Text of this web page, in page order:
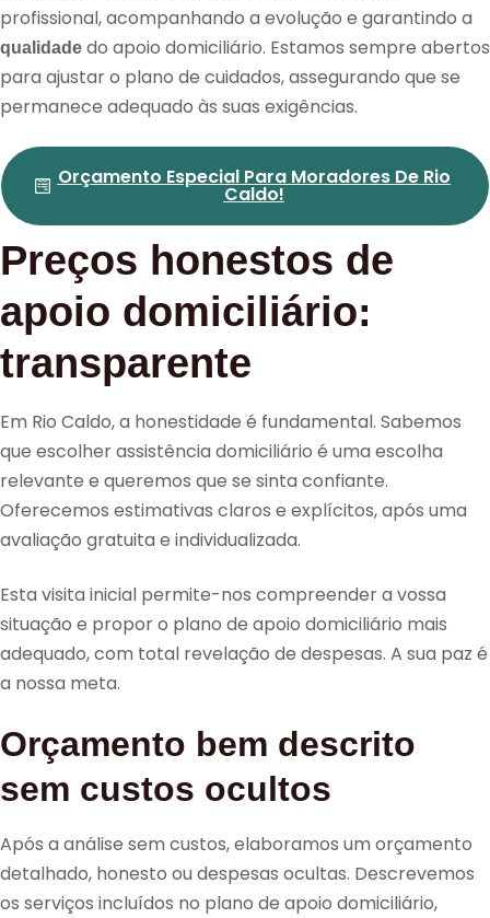
profissional, acompanhando a evolução e garantindo a
qualidade do apoio domiciliário. Estamos sempre abertos
para ajustar o plano de cuidados, assegurando que se
permanece adequado às suas exigências.
Orçamento Especial Para Moradores De Rio
Caldo!
Preços honestos de
apoio domiciliário:
transparente
Em Rio Caldo, a honestidade é fundamental. Sabemos
que escolher assistência domiciliário é uma escolha
relevante e queremos que se sinta confiante.
Oferecemos estimativas claros e explícitos, após uma
avaliação gratuita e individualizada.
Esta visita inicial permite-nos compreender a vossa
situação e propor o plano de apoio domiciliário mais
adequado, com total revelação de despesas. A sua paz é
a nossa meta.
Orçamento bem descrito
sem custos ocultos
Após a análise sem custos, elaboramos um orçamento
detalhado, honesto ou despesas ocultas. Descrevemos
os serviços incluídos no plano de apoio domiciliário,